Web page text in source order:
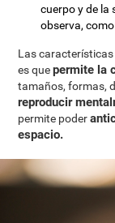
cuerpo y de la
observa,
Las
es quepermite la
tamaños, formas,
reproducir
permite poder
espacio.